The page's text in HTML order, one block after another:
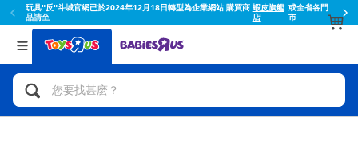
玩具"反"斗城官網已於2024年12月18日轉型為企業網站 購買商
品請至
蝦皮旗艦
店
或全省各門
市
返回
分類目錄
人氣英雄,角色扮演,射擊玩具
返回
品牌
Toy Story玩具總動員